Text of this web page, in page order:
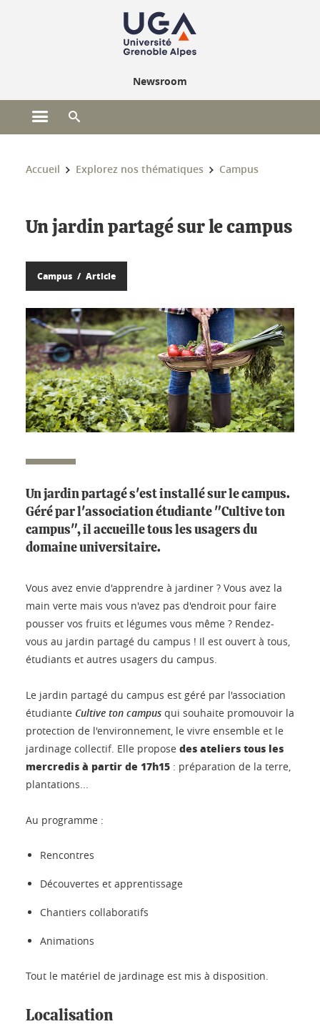
Newsroom
Ouvrir le menu principal
Vous êtes ici :
Accueil Explorez nos thématiques Campus
Un jardin partagé sur le campus
Campus Article
Un jardin partagé s'est installé sur le campus.
Géré par l'association étudiante "Cultive ton
campus", il accueille tous les usagers du
domaine universitaire.
Vous avez envie d'apprendre à jardiner ? Vous avez la
main verte mais vous n'avez pas d'endroit pour faire
pousser vos fruits et légumes vous même ? Rendez-
vous au jardin partagé du campus ! Il est ouvert à tous,
étudiants et autres usagers du campus.
Le jardin partagé du campus est géré par l'association
étudiante Cultive ton campus qui souhaite promouvoir la
protection de l'environnement, le vivre ensemble et le
jardinage collectif. Elle propose des ateliers tous les
mercredis à partir de 17h15 : préparation de la terre,
plantations...
Au programme :
Rencontres
Découvertes et apprentissage
Chantiers collaboratifs
Animations
Tout le matériel de jardinage est mis à disposition.
Localisation